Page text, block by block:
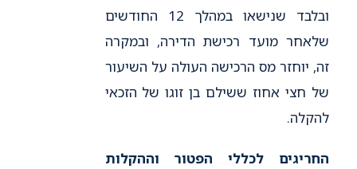
ובלבד שנישאו במהלך 12 החודשים
שלאחר מועד רכישת הדירה, ובמקרה
זה, יוחזר מס הרכישה העולה על השיעור
של חצי אחוז ששילם בן זוגו של הזכאי
להקלה.
החריגים לכללי הפטור וההקלות